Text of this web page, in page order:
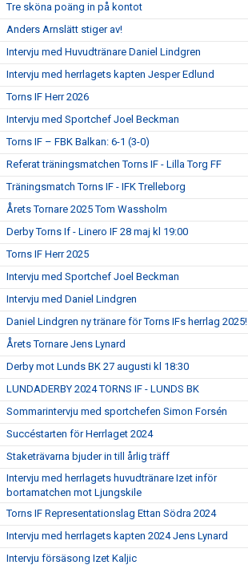
Tre sköna poäng in på kontot
Anders Arnslätt stiger av!
Intervju med Huvudtränare Daniel Lindgren
Intervju med herrlagets kapten Jesper Edlund
Torns IF Herr 2026
Intervju med Sportchef Joel Beckman
Torns IF – FBK Balkan: 6-1 (3-0)
Referat träningsmatchen Torns IF - Lilla Torg FF
Träningsmatch Torns IF - IFK Trelleborg
Årets Tornare 2025 Tom Wassholm
Derby Torns If - Linero IF 28 maj kl 19:00
Torns IF Herr 2025
Intervju med Sportchef Joel Beckman
Intervju med Daniel Lindgren
Daniel Lindgren ny tränare för Torns IFs herrlag 2025!
Årets Tornare Jens Lynard
Derby mot Lunds BK 27 augusti kl 18:30
LUNDADERBY 2024 TORNS IF - LUNDS BK
Sommarintervju med sportchefen Simon Forsén
Succéstarten för Herrlaget 2024
Staketrävarna bjuder in till årlig träff
Intervju med herrlagets huvudtränare Izet inför
bortamatchen mot Ljungskile
Torns IF Representationslag Ettan Södra 2024
Intervju med herrlagets kapten 2024 Jens Lynard
Intervju försäsong Izet Kaljic